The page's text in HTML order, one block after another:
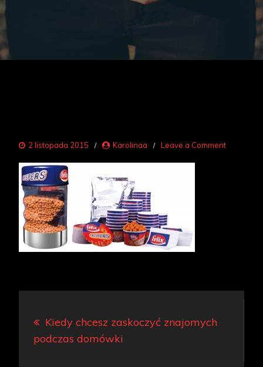
2 listopada 2015 Karolinaa Leave a Commenton
wpisu
Kiedy chcesz zaskoczyć znajomych
podczas domówki